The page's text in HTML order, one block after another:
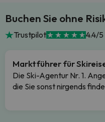
Buchen Sie ohne
Trustpilot 4.4/5
Marktführer für
Die Ski-Agentur Nr. 1.
die Sie sonst nirgends